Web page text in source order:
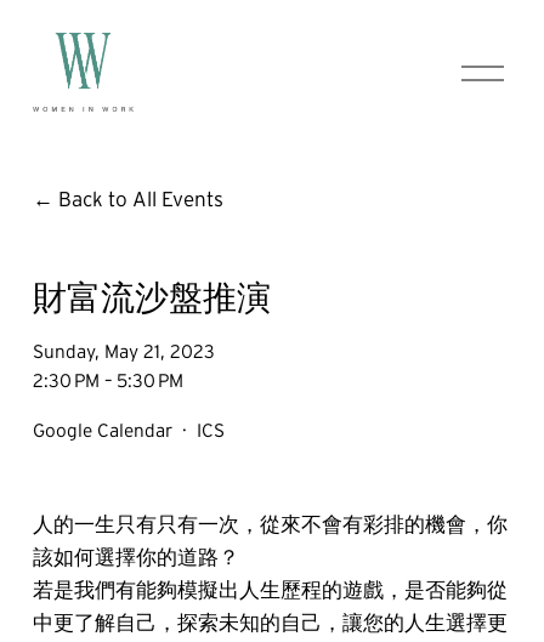
O
p
Back to All Events
財富流沙盤推演
Sunday, May 21, 2023
2:30 PM
5:30 PM
Google Calendar ICS
人的一生只有只有一次，從來不會有彩排的機會，你
該如何選擇你的道路？
若是我們有能夠模擬出人生歷程的遊戲，是否能夠從
中更了解自己，探索未知的自己，讓您的人生選擇更